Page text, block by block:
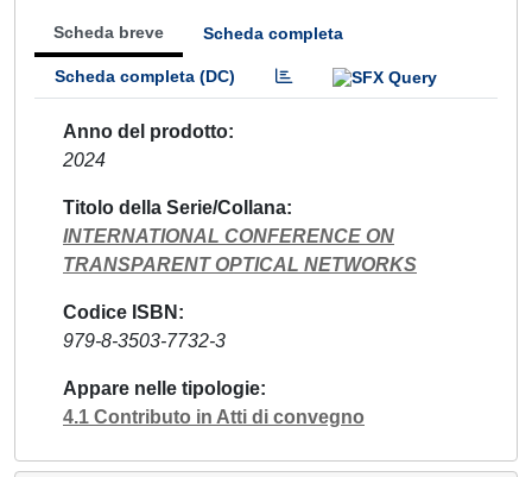
Scheda breve Scheda completa
Scheda completa (DC)
Anno del prodotto
2024
Titolo della Serie/Collana
INTERNATIONAL CONFERENCE ON
TRANSPARENT OPTICAL NETWORKS
Codice ISBN
979-8-3503-7732-3
Appare nelle tipologie
4.1 Contributo in Atti di convegno